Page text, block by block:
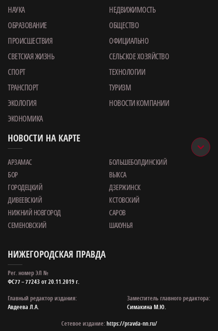
НАУКА
НЕДВИЖИМОСТЬ
ОБРАЗОВАНИЕ
ОБЩЕСТВО
ПРОИСШЕСТВИЯ
ОФИЦИАЛЬНО
СВЕТСКАЯ ЖИЗНЬ
СЕЛЬСКОЕ ХОЗЯЙСТВО
СПОРТ
ТЕХНОЛОГИИ
ТРАНСПОРТ
ТУРИЗМ
ЭКОЛОГИЯ
НОВОСТИ КОМПАНИИ
ЭКОНОМИКА
НОВОСТИ НА КАРТЕ
АРЗАМАС
БОЛЬШЕБОЛДИНСКИЙ
БОР
ВЫКСА
ГОРОДЕЦКИЙ
ДЗЕРЖИНСК
ДИВЕЕВСКИЙ
КСТОВСКИЙ
НИЖНИЙ НОВГОРОД
САРОВ
СЕМЕНОВСКИЙ
ШАХУНЬЯ
НИЖЕГОРОДСКАЯ ПРАВДА
Рег. номер ЭЛ №
ФС77 – 77243 от 20.11.2019 г.
Главный редактор издания:
Авдеева Л.А.
Заместитель главного редактора:
Симакина М.Ю.
Сетевое издание:https://pravda-nn.ru/